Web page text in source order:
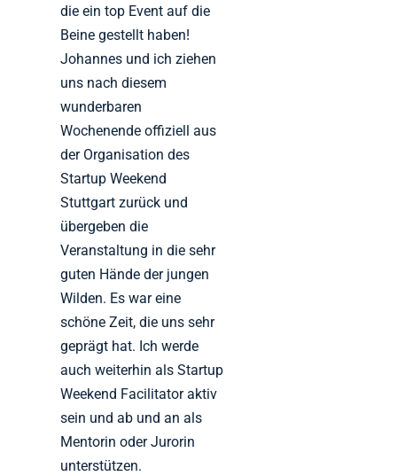
die ein top Event auf die
Beine gestellt haben!
Johannes und ich ziehen
uns nach diesem
wunderbaren
Wochenende offiziell aus
der Organisation des
Startup Weekend
Stuttgart zurück und
übergeben die
Veranstaltung in die sehr
guten Hände der jungen
Wilden. Es war eine
schöne Zeit, die uns sehr
geprägt hat. Ich werde
auch weiterhin als Startup
Weekend Facilitator aktiv
sein und ab und an als
Mentorin oder Jurorin
unterstützen.